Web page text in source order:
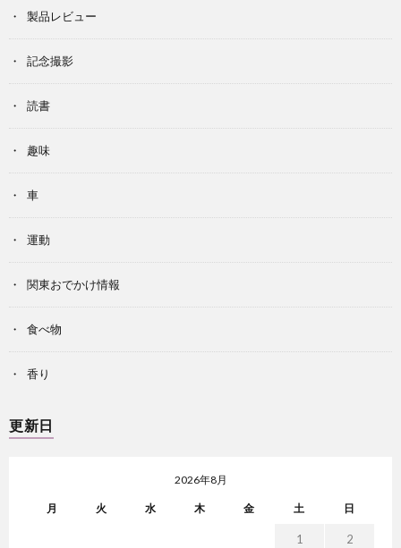
製品レビュー
記念撮影
読書
趣味
車
運動
関東おでかけ情報
食べ物
香り
更新日
2026年8月
月 火 水 木 金 土 日
1 2